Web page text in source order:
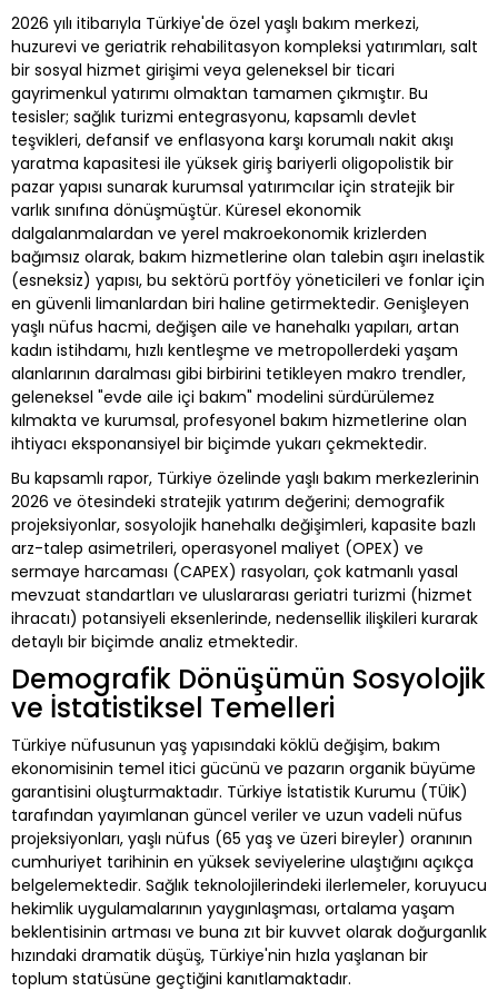
2026 yılı itibarıyla Türkiye'de özel yaşlı bakım merkezi,
huzurevi ve geriatrik rehabilitasyon kompleksi yatırımları, salt
bir sosyal hizmet girişimi veya geleneksel bir ticari
gayrimenkul yatırımı olmaktan tamamen çıkmıştır. Bu
tesisler; sağlık turizmi entegrasyonu, kapsamlı devlet
teşvikleri, defansif ve enflasyona karşı korumalı nakit akışı
yaratma kapasitesi ile yüksek giriş bariyerli oligopolistik bir
pazar yapısı sunarak kurumsal yatırımcılar için stratejik bir
varlık sınıfına dönüşmüştür. Küresel ekonomik
dalgalanmalardan ve yerel makroekonomik krizlerden
bağımsız olarak, bakım hizmetlerine olan talebin aşırı inelastik
(esneksiz) yapısı, bu sektörü portföy yöneticileri ve fonlar için
en güvenli limanlardan biri haline getirmektedir. Genişleyen
yaşlı nüfus hacmi, değişen aile ve hanehalkı yapıları, artan
kadın istihdamı, hızlı kentleşme ve metropollerdeki yaşam
alanlarının daralması gibi birbirini tetikleyen makro trendler,
geleneksel "evde aile içi bakım" modelini sürdürülemez
kılmakta ve kurumsal, profesyonel bakım hizmetlerine olan
ihtiyacı eksponansiyel bir biçimde yukarı çekmektedir.
Bu kapsamlı rapor, Türkiye özelinde yaşlı bakım merkezlerinin
2026 ve ötesindeki stratejik yatırım değerini; demografik
projeksiyonlar, sosyolojik hanehalkı değişimleri, kapasite bazlı
arz-talep asimetrileri, operasyonel maliyet (OPEX) ve
sermaye harcaması (CAPEX) rasyoları, çok katmanlı yasal
mevzuat standartları ve uluslararası geriatri turizmi (hizmet
ihracatı) potansiyeli eksenlerinde, nedensellik ilişkileri kurarak
detaylı bir biçimde analiz etmektedir.
Demografik Dönüşümün Sosyolojik
ve İstatistiksel Temelleri
Türkiye nüfusunun yaş yapısındaki köklü değişim, bakım
ekonomisinin temel itici gücünü ve pazarın organik büyüme
garantisini oluşturmaktadır. Türkiye İstatistik Kurumu (TÜİK)
tarafından yayımlanan güncel veriler ve uzun vadeli nüfus
projeksiyonları, yaşlı nüfus (65 yaş ve üzeri bireyler) oranının
cumhuriyet tarihinin en yüksek seviyelerine ulaştığını açıkça
belgelemektedir. Sağlık teknolojilerindeki ilerlemeler, koruyucu
hekimlik uygulamalarının yaygınlaşması, ortalama yaşam
beklentisinin artması ve buna zıt bir kuvvet olarak doğurganlık
hızındaki dramatik düşüş, Türkiye'nin hızla yaşlanan bir
toplum statüsüne geçtiğini kanıtlamaktadır.